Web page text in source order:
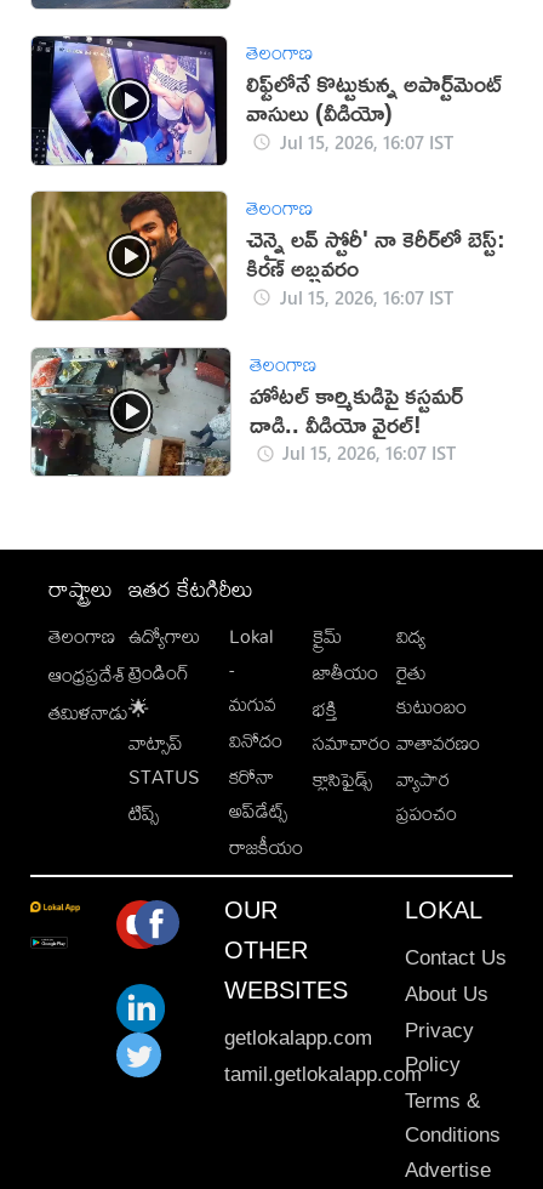
తెలంగాణ
లిఫ్ట్‌లోనే కొట్టుకున్న అపార్ట్‌మెంట్
వాసులు (వీడియో)
Jul 15, 2026, 16:07 IST
తెలంగాణ
చెన్నై లవ్ స్టోరీ' నా కెరీర్‌లో బెస్ట్:
కిరణ్ అబ్బవరం
Jul 15, 2026, 16:07 IST
తెలంగాణ
హోటల్ కార్మికుడిపై కస్టమర్
దాడి.. వీడియో వైరల్!
Jul 15, 2026, 16:07 IST
రాష్ట్రాలు
తెలంగాణ
ఆంధ్రప్రదేశ్
తమిళనాడు
ఇతర కేటగిరీలు
ఉద్యోగాలు
ట్రెండింగ్
🌟
వాట్సాప్
STATUS
టిప్స్
Lokal
-
మగువ
వినోదం
కరోనా
అప్‌డేట్స్
రాజకీయం
క్రైమ్
జాతీయం
భక్తి
సమాచారం
క్లాసిఫైడ్స్
విద్య
రైతు
కుటుంబం
వాతావరణం
వ్యాపార
ప్రపంచం
OUR
OTHER
WEBSITES
getlokalapp.com
tamil.getlokalapp.com
LOKAL
Contact Us
About Us
Privacy
Policy
Terms &
Conditions
Advertise